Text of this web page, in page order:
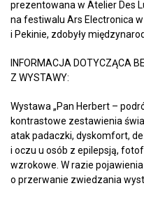
prezentowana w Atelier Des
na festiwalu Ars Electronica
i Pekinie, zdobyły
INFORMACJA DOTYCZĄCA
Z WYSTAWY:
Wystawa „Pan Herbert –
kontrastowe zestawienia
atak padaczki, dyskomfort,
i oczu u osób z epilepsją,
wzrokowe. W razie
o przerwanie zwiedzania